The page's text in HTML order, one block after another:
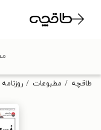
طاقچه مطبوعات روزنامه